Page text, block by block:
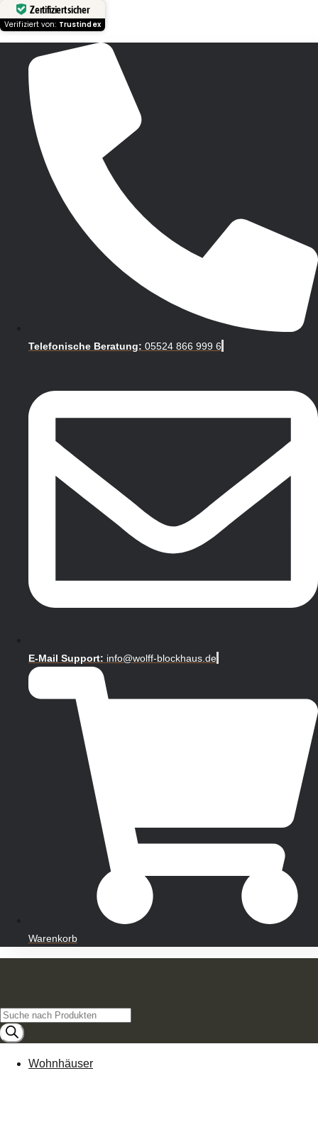
Zertifiziert sicher
Verifiziert von: Trustindex
Telefonische Beratung: 05524 866 999 6
E-Mail Support: info@wolff-blockhaus.de
Warenkorb
Products
search
Wohnhäuser